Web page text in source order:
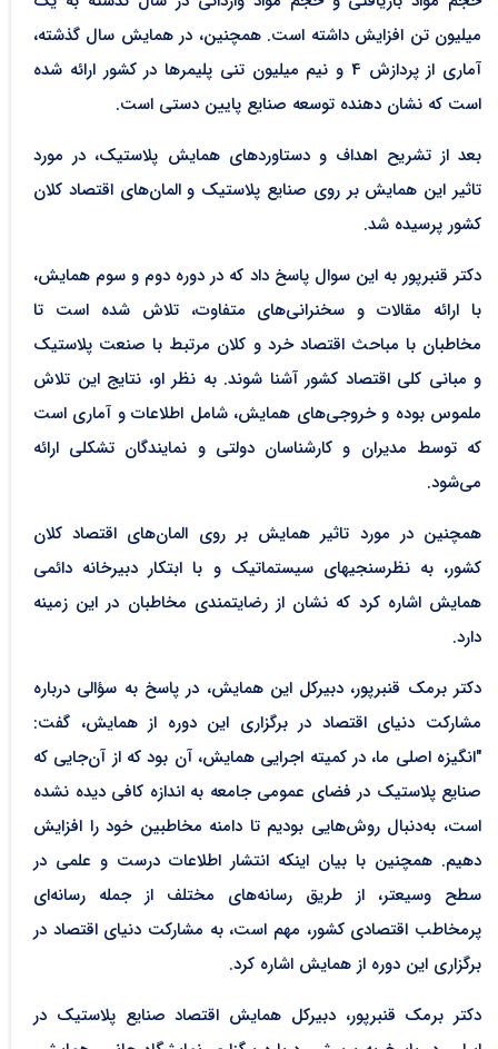
میلیون تن افزایش داشته است. همچنین، در همایش سال گذشته،
آماری از پردازش 4 و نیم میلیون تنی پلیمرها در کشور ارائه شده
است که نشان دهنده توسعه صنایع پایین دستی است.
بعد از تشریح اهداف و دستاوردهای همایش پلاستیک، در مورد
تاثیر این همایش بر روی صنایع پلاستیک و المان‌های اقتصاد کلان
کشور پرسیده شد.
دکتر قنبرپور به این سوال پاسخ داد که در دوره دوم و سوم همایش،
با ارائه مقالات و سخنرانی‌های متفاوت، تلاش شده است تا
مخاطبان با مباحث اقتصاد خرد و کلان مرتبط با صنعت پلاستیک
و مبانی کلی اقتصاد کشور آشنا شوند. به نظر او، نتایج این تلاش
ملموس بوده و خروجی‌های همایش، شامل اطلاعات و آماری است
که توسط مدیران و کارشناسان دولتی و نمایندگان تشکلی ارائه
می‌شود.
همچنین در مورد تاثیر همایش بر روی المان‌های اقتصاد کلان
کشور، به نظرسنجی‎های سیستماتیک و با ابتکار دبیرخانه دائمی
همایش اشاره کرد که نشان از رضایتمندی مخاطبان در این زمینه
دارد.
دکتر برمک قنبرپور، دبیرکل این همایش، در پاسخ به سؤالی درباره
مشارکت دنیای اقتصاد در برگزاری این دوره از همایش، گفت:
"انگیزه اصلی ما، در کمیته اجرایی همایش، آن بود که از آن‌جایی که
صنایع پلاستیک در فضای عمومی جامعه به اندازه کافی دیده نشده
است، به‌دنبال روش‌هایی بودیم تا دامنه مخاطبین خود را افزایش
دهیم. همچنین با بیان اینکه انتشار اطلاعات درست و علمی در
سطح وسیعتر، از طریق رسانه‌های مختلف از جمله رسانه‌ای
پرمخاطب اقتصادی کشور، مهم است، به مشارکت دنیای اقتصاد در
برگزاری این دوره از همایش اشاره کرد.
دکتر برمک قنبرپور، دبیرکل همایش اقتصاد صنایع پلاستیک در